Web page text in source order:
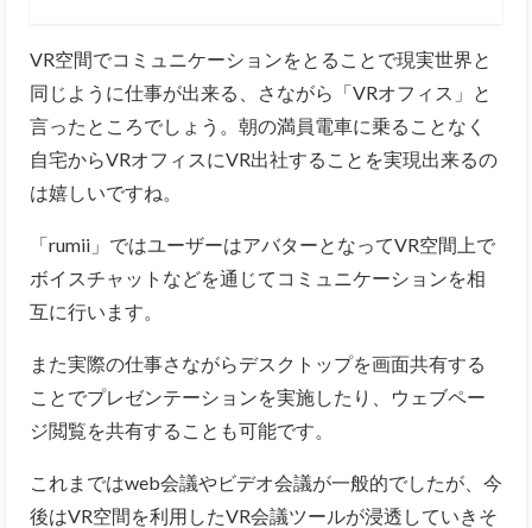
VR空間でコミュニケーションをとることで現実世界と
同じように仕事が出来る、さながら「VRオフィス」と
言ったところでしょう。朝の満員電車に乗ることなく
自宅からVRオフィスにVR出社することを実現出来るの
は嬉しいですね。
「rumii」ではユーザーはアバターとなってVR空間上で
ボイスチャットなどを通じてコミュニケーションを相
互に行います。
また実際の仕事さながらデスクトップを画面共有する
ことでプレゼンテーションを実施したり、ウェブペー
ジ閲覧を共有することも可能です。
これまではweb会議やビデオ会議が一般的でしたが、今
後はVR空間を利用したVR会議ツールが浸透していきそ